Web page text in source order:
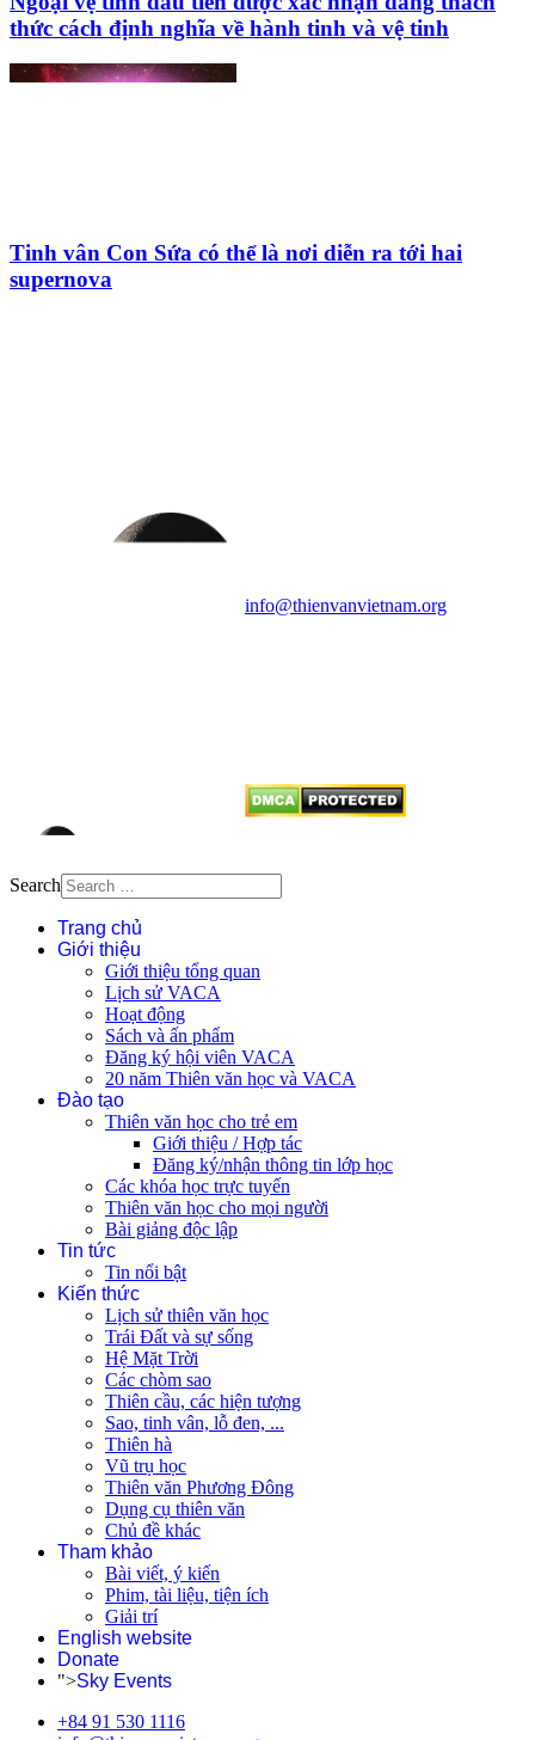
thức cách định nghĩa về hành tinh và vệ tinh
Tinh vân Con Sứa có thể là nơi diễn ra tới hai
supernova
info@thienvanvietnam.org
Search
Trang chủ
Giới thiệu
Giới thiệu tổng quan
Lịch sử VACA
Hoạt động
Sách và ấn phẩm
Đăng ký hội viên VACA
20 năm Thiên văn học và VACA
Đào tạo
Thiên văn học cho trẻ em
Giới thiệu / Hợp tác
Đăng ký/nhận thông tin lớp học
Các khóa học trực tuyến
Thiên văn học cho mọi người
Bài giảng độc lập
Tin tức
Tin nổi bật
Kiến thức
Lịch sử thiên văn học
Trái Đất và sự sống
Hệ Mặt Trời
Các chòm sao
Thiên cầu, các hiện tượng
Sao, tinh vân, lỗ đen, ...
Thiên hà
Vũ trụ học
Thiên văn Phương Đông
Dụng cụ thiên văn
Chủ đề khác
Tham khảo
Bài viết, ý kiến
Phim, tài liệu, tiện ích
Giải trí
English website
Donate
">Sky Events
+84 91 530 1116